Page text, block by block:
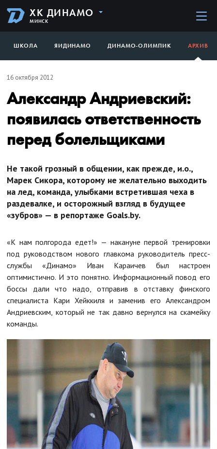
ХК ДИНАМО
МИНСК
ШКОЛА ЯИДИНАМО ДИНАМО-ОЛИМПИК АРХИВ
16 октября 2012
Александр Андриевский:
появилась ответственность
перед болельщиками
Не такой грозный в общении, как прежде, и.о.,
Марек Сикора, которому не желательно выходить
на лед, команда, улыбками встретившая чеха в
раздевалке, и осторожный взгляд в будущее
«зубров» — в репортаже Goals.by.
«К нам полгорода едет!» — накануне первой тренировки
под руководством нового главкома руководитель пресс-
службы «Динамо» Иван Караичев был настроен
оптимистично. И это понятно. Информационный повод его
боссы дали что надо, отправив в отставку финского
специалиста Кари Хейккиля и заменив его Александром
Андриевским, который не так давно вернулся на скамейку
команды.